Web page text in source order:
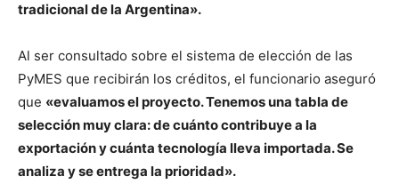
tradicional de la Argentina».
Al ser consultado sobre el sistema de elección de las
PyMES que recibirán los créditos, el funcionario aseguró
que «evaluamos el proyecto. Tenemos una tabla de
selección muy clara: de cuánto contribuye a la
exportación y cuánta tecnología lleva importada. Se
analiza y se entrega la prioridad».